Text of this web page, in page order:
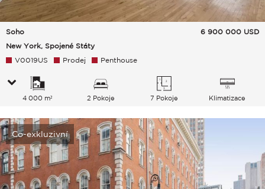
Soho
New York, Spojené Státy
6 900 000 USD
V0019US Prodej Penthouse
4 000 m² 2 Pokoje 7 Pokoje Klimatizace
Co-exkluzivní